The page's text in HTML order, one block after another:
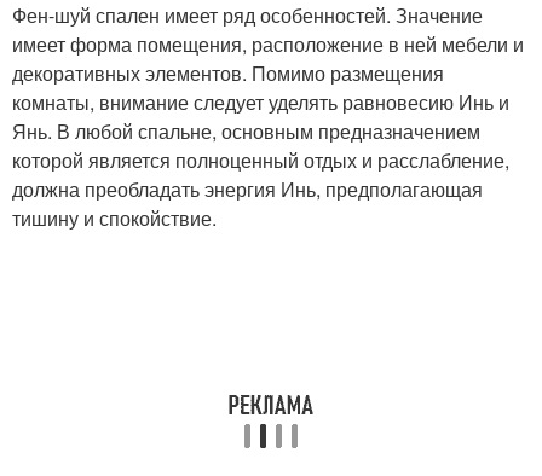
Фен-шуй спален имеет ряд особенностей. Значение
имеет форма помещения, расположение в ней мебели и
декоративных элементов. Помимо размещения
комнаты, внимание следует уделять равновесию Инь и
Янь. В любой спальне, основным предназначением
которой является полноценный отдых и расслабление,
должна преобладать энергия Инь, предполагающая
тишину и спокойствие.